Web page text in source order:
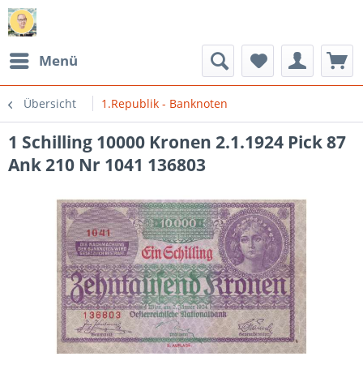
Menü
Übersicht 1.Republik - Banknoten
1 Schilling 10000 Kronen 2.1.1924 Pick 87
Ank 210 Nr 1041 136803